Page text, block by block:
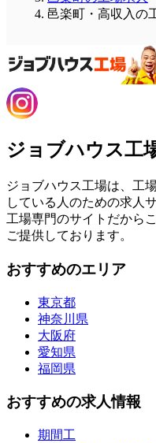
邑楽町・高収入の
ジョブハウス工
ジョブハウス工場は、工
している人のための求人
工場専門のサイトだから
ご提供しております。
おすすめのエリア
東京都
神奈川県
大阪府
愛知県
福岡県
おすすめの求人情報
期間工